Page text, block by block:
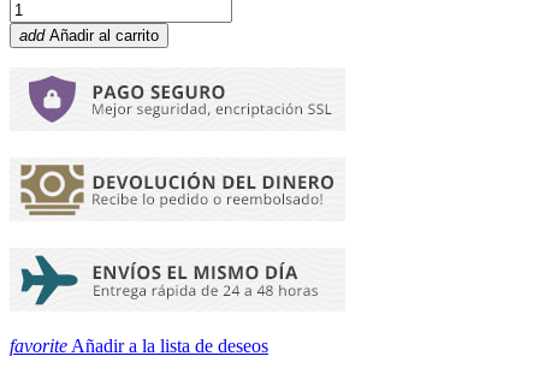
add Añadir al carrito
favorite Añadir a la lista de deseos